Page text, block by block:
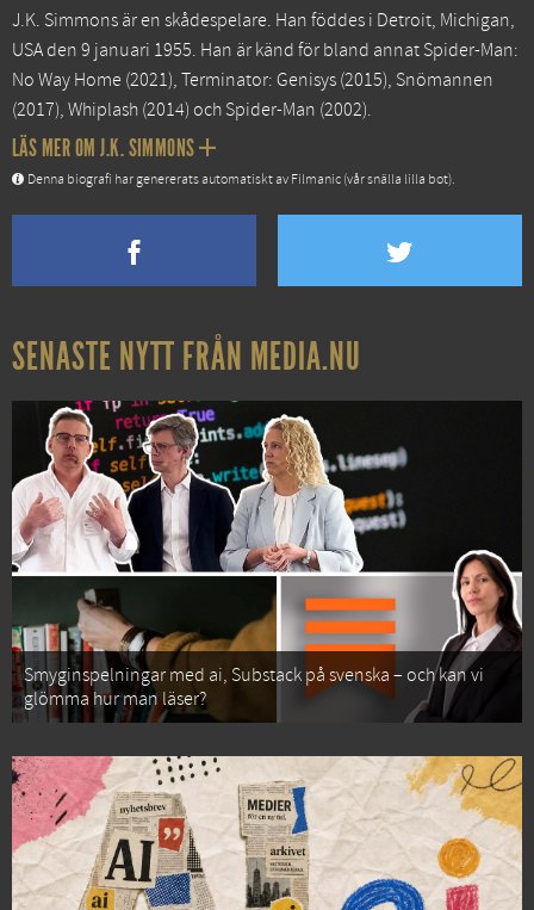
J.K. Simmons är en skådespelare. Han föddes i Detroit, Michigan,
USA den 9 januari 1955. Han är känd för bland annat Spider-Man:
No Way Home (2021), Terminator: Genisys (2015), Snömannen
(2017), Whiplash (2014) och Spider-Man (2002).
LÄS MER OM J.K. SIMMONS
Denna biografi har genererats automatiskt av Filmanic (vår snälla lilla bot).
SENASTE NYTT FRÅN MEDIA.NU
Smyginspelningar med ai, Substack på svenska – och kan vi
glömma hur man läser?